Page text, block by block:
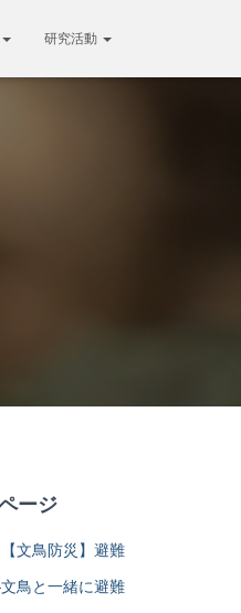
研究活動
ージ
文鳥防災】避難
鳥と一緒に避難